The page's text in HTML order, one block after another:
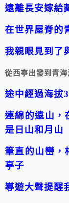
遠離長安嫁給
在世界屋脊的
我親眼見到了
從西寧出發到青
途中經過海拔
連綿的遠山，
是日山和月山
筆直的山巒，
亭子
導遊大聲提醒